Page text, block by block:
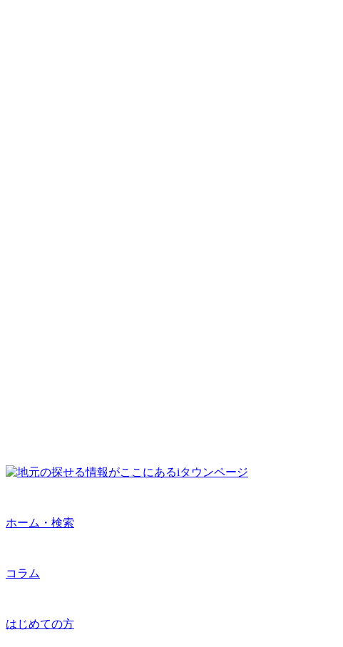
ホーム・検索
コラム
はじめての方